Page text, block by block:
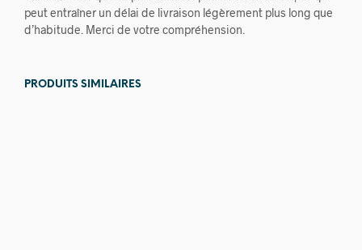
peut entraîner un délai de livraison légèrement plus long que
d’habitude. Merci de votre compréhension.
PRODUITS SIMILAIRES